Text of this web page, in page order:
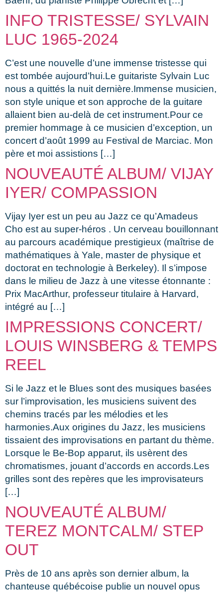
INFO TRISTESSE/ SYLVAIN
LUC 1965-2024
C’est une nouvelle d’une immense tristesse qui
est tombée aujourd’hui.Le guitariste Sylvain Luc
nous a quittés la nuit dernière.Immense musicien,
son style unique et son approche de la guitare
allaient bien au-delà de cet instrument.Pour ce
premier hommage à ce musicien d’exception, un
concert d’août 1999 au Festival de Marciac. Mon
père et moi assistions […]
NOUVEAUTÉ ALBUM/ VIJAY
IYER/ COMPASSION
Vijay Iyer est un peu au Jazz ce qu’Amadeus
Cho est au super-héros . Un cerveau bouillonnant
au parcours académique prestigieux (maîtrise de
mathématiques à Yale, master de physique et
doctorat en technologie à Berkeley). Il s’impose
dans le milieu de Jazz à une vitesse étonnante :
Prix MacArthur, professeur titulaire à Harvard,
intégré au […]
IMPRESSIONS CONCERT/
LOUIS WINSBERG & TEMPS
REEL
Si le Jazz et le Blues sont des musiques basées
sur l’improvisation, les musiciens suivent des
chemins tracés par les mélodies et les
harmonies.Aux origines du Jazz, les musiciens
tissaient des improvisations en partant du thème.
Lorsque le Be-Bop apparut, ils usèrent des
chromatismes, jouant d’accords en accords.Les
grilles sont des repères que les improvisateurs
[…]
NOUVEAUTÉ ALBUM/
TEREZ MONTCALM/ STEP
OUT
Près de 10 ans après son dernier album, la
chanteuse québécoise publie un nouvel opus